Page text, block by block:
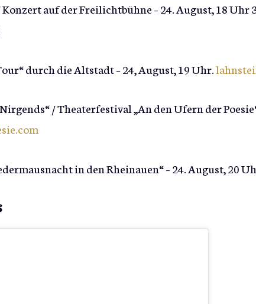
/ Konzert auf der Freilichtbühne – 24. August, 18 Uhr
durch die Altstadt – 24, August, 19 Uhr.
/ Theaterfestival „An den Ufern der
in den Rheinauen“ – 24. August, 20